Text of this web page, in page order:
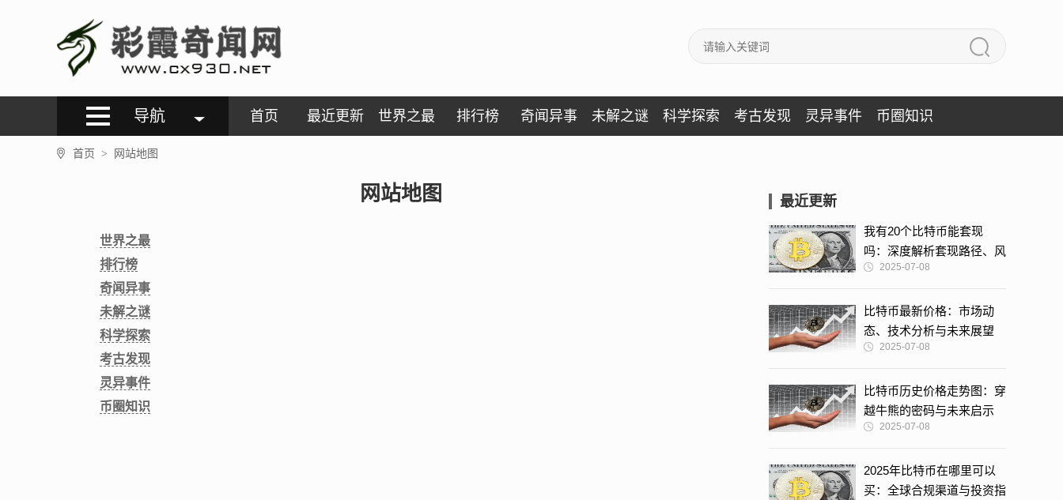
导航 首页 最近更新 世界之最 排行榜 奇闻异事 未解之谜 科学探索 考古发现 灵异事件 币圈知识
首页 > 网站地图
网站地图
世界之最
排行榜
奇闻异事
未解之谜
科学探索
考古发现
灵异事件
币圈知识
最近更新
我有20个比特币能套现
吗：深度解析套现路径、风
险与策略
2025-07-08
比特币最新价格：市场动
态、技术分析与未来展望
2025-07-08
比特币历史价格走势图：穿
越牛熊的密码与未来启示
2025-07-08
2025年比特币在哪里可以
买：全球合规渠道与投资指